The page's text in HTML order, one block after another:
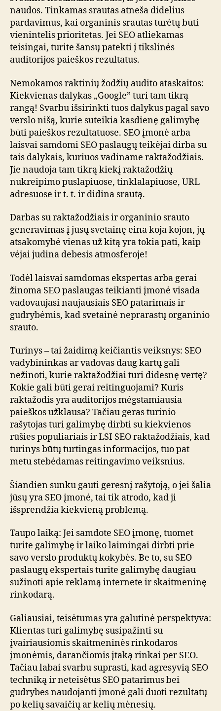
naudos. Tinkamas srautas atneša didelius
pardavimus, kai organinis srautas turėtų būti
vienintelis prioritetas. Jei SEO atliekamas
teisingai, turite šansų patekti į tikslinės
auditorijos paieškos rezultatus.
Nemokamos raktinių žodžių audito ataskaitos:
Kiekvienas dalykas „Google” turi tam tikrą
rangą! Svarbu išsirinkti tuos dalykus pagal savo
verslo nišą, kurie suteikia kasdienę galimybę
būti paieškos rezultatuose. SEO įmonė arba
laisvai samdomi SEO paslaugų teikėjai dirba su
tais dalykais, kuriuos vadiname raktažodžiais.
Jie naudoja tam tikrą kiekį raktažodžių
nukreipimo puslapiuose, tinklalapiuose, URL
adresuose ir t. t. ir didina srautą.
Darbas su raktažodžiais ir organinio srauto
generavimas į jūsų svetainę eina koja kojon, jų
atsakomybė vienas už kitą yra tokia pati, kaip
vėjai judina debesis atmosferoje!
Todėl laisvai samdomas ekspertas arba gerai
žinoma SEO paslaugas teikianti įmonė visada
vadovaujasi naujausiais SEO patarimais ir
gudrybėmis, kad svetainė neprarastų organinio
srauto.
Turinys – tai žaidimą keičiantis veiksnys: SEO
vadybininkas ar vadovas daug kartų gali
nežinoti, kurie raktažodžiai turi didesnę vertę?
Kokie gali būti gerai reitinguojami? Kuris
raktažodis yra auditorijos mėgstamiausia
paieškos užklausa? Tačiau geras turinio
rašytojas turi galimybę dirbti su kiekvienos
rūšies populiariais ir LSI SEO raktažodžiais, kad
turinys būtų turtingas informacijos, tuo pat
metu stebėdamas reitingavimo veiksnius.
Šiandien sunku gauti geresnį rašytoją, o jei šalia
jūsų yra SEO įmonė, tai tik atrodo, kad ji
išsprendžia kiekvieną problemą.
Taupo laiką: Jei samdote SEO įmonę, tuomet
turite galimybę ir laiko laimingai dirbti prie
savo verslo produktų kokybės. Be to, su SEO
paslaugų ekspertais turite galimybę daugiau
sužinoti apie reklamą internete ir skaitmeninę
rinkodarą.
Galiausiai, teisėtumas yra galutinė perspektyva:
Klientas turi galimybę susipažinti su
įvairiausiomis skaitmeninės rinkodaros
įmonėmis, darančiomis įtaką rinkai per SEO.
Tačiau labai svarbu suprasti, kad agresyvią SEO
techniką ir neteisėtus SEO patarimus bei
gudrybes naudojanti įmonė gali duoti rezultatų
po kelių savaičių ar kelių mėnesių.